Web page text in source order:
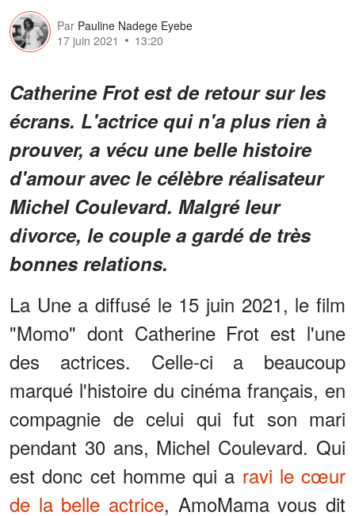
Par Pauline Nadege Eyebe
17 juin 2021
13:20
Catherine Frot est de retour sur les
écrans. L'actrice qui n'a plus rien à
prouver, a vécu une belle histoire
d'amour avec le célèbre réalisateur
Michel Coulevard. Malgré leur
divorce, le couple a gardé de très
bonnes relations.
La Une a diffusé le 15 juin 2021, le film
"Momo" dont Catherine Frot est l'une
des actrices. Celle-ci a beaucoup
marqué l'histoire du cinéma français, en
compagnie de celui qui fut son mari
pendant 30 ans, Michel Coulevard. Qui
est donc cet homme qui a ravi le cœur
de la belle actrice, AmoMama vous dit